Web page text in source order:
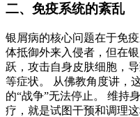
二、免疫系统的紊乱
银屑病的核心问题在于免
体抵御外来入侵者，但在
跃，攻击自身皮肤细胞，
等症状。 从佛教角度讲，
的“战争”无法停止。 维持
疗，就是试图干预和调理这